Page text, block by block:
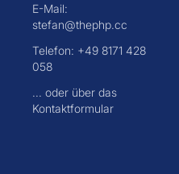
E-Mail:
stefan@thephp.cc
Telefon: +49 8171 428
058
... oder über das
Kontaktformular